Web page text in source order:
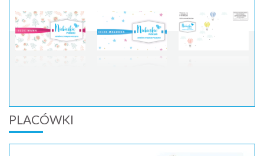
PLACÓWKI